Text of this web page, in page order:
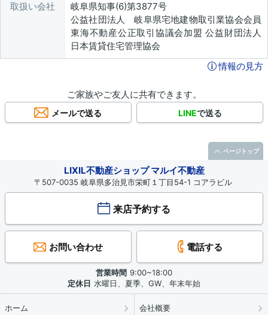
取扱い会社
岐阜県知事(6)第3877号
公益社団法人 岐阜県宅地建物取引業協会会員
東海不動産公正取引協議会加盟 公益財団法人
日本賃貸住宅管理協会
情報の見方
ご家族やご友人に共有できます。
メールで送る LINEで送る
LIXIL不動産ショップ マルイ不動産
〒507-0035 岐阜県多治見市栄町１丁目54-1 コアラビル
来店予約する
お問い合わせ 電話する
営業時間 9:00~18:00
定休日 水曜日、夏季、GW、年末年始
ホーム 会社概要
ページトップ